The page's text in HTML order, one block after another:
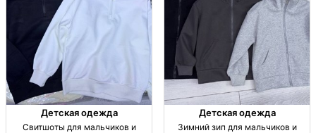
Детская одежда
Свитшоты для мальчиков и
Детская одежда
Зимний зип для мальчиков и